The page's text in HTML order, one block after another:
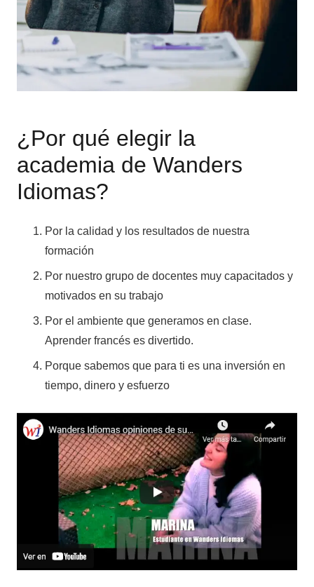
¿Por qué elegir la
academia de Wanders
Idiomas?
Por la calidad y los resultados de nuestra
formación
Por nuestro grupo de docentes muy capacitados y
motivados en su trabajo
Por el ambiente que generamos en clase.
Aprender francés es divertido.
Porque sabemos que para ti es una inversión en
tiempo, dinero y esfuerzo